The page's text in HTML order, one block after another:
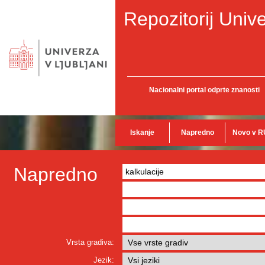
Repozitorij
Nacionalni portal odprte znanosti
Iskanje Napredno Novo v
Napredno
Vrsta gradiva:
Jezik: